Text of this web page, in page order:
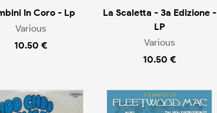
In Coro - Lp
Various
10.50 €
La Scaletta - 3a Edizione -
LP
Various
10.50 €